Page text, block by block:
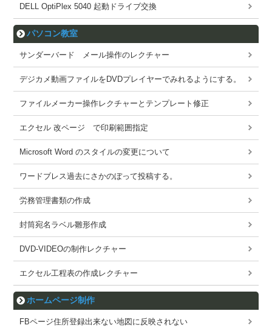
DELL OptiPlex 5040 起動ドライブ交換
パソコン教室
サンダーバード メール操作のレクチャー
デジカメ動画ファイルをDVDプレイヤーでみれるようにする。
ファイルメーカー操作レクチャーとテンプレート修正
エクセル 改ページ で印刷範囲指定
Microsoft Word のスタイルの変更について
ワードブレス過去にさかのぼって投稿する。
労務管理書類の作成
封筒宛名ラベル雛形作成
DVD-VIDEOの制作レクチャー
エクセル工程表の作成レクチャー
ホームページ制作
FBページ住所登録出来ない地図に反映されない